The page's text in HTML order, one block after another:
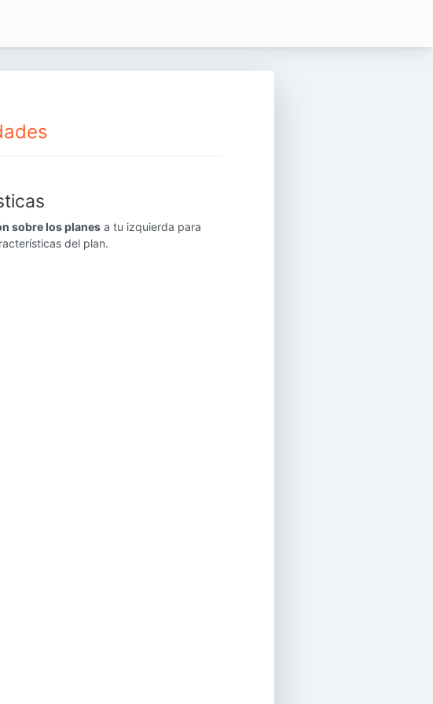
sobre los planes a tu izquierda para
del plan.